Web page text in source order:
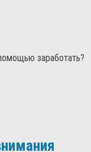
заработать?